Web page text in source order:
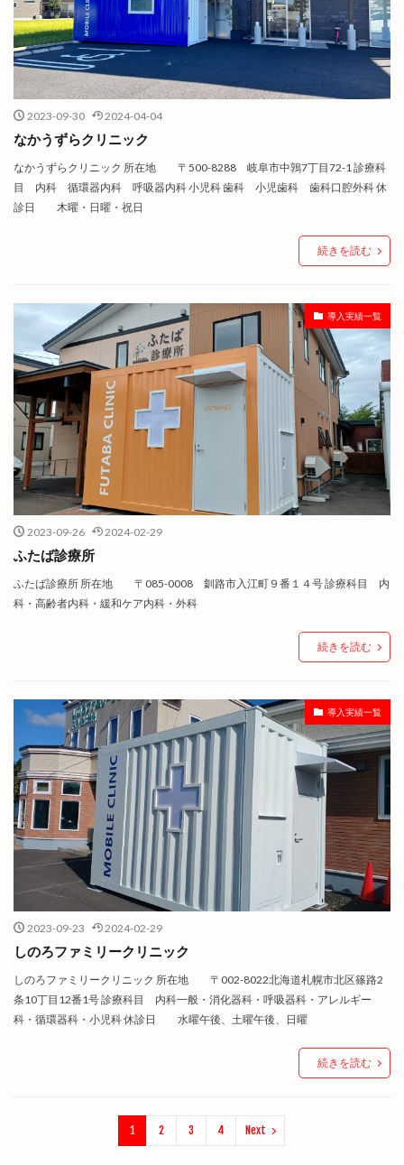
2023-09-30 2024-04-04
なかうずらクリニック
なかうずらクリニック 所在地 〒500-8288 岐阜市中鶉7丁目72-1 診療科
目 内科 循環器内科 呼吸器内科 小児科 歯科 小児歯科 歯科口腔外科 休
診日 木曜・日曜・祝日
続きを読む
導入実績一覧
2023-09-26 2024-02-29
ふたば診療所
ふたば診療所 所在地 〒085-0008 釧路市入江町９番１４号 診療科目 内
科・高齢者内科・緩和ケア内科・外科
続きを読む
導入実績一覧
2023-09-23 2024-02-29
しのろファミリークリニック
しのろファミリークリニック 所在地 〒002-8022北海道札幌市北区篠路2
条10丁目12番1号 診療科目 内科一般・消化器科・呼吸器科・アレルギー
科・循環器科・小児科 休診日 水曜午後、土曜午後、日曜
続きを読む
1 2 3 4 Next